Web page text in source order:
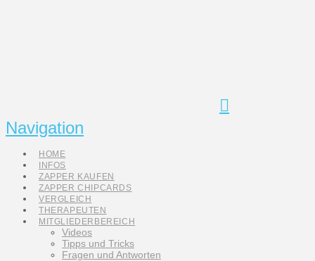
Navigation
HOME
INFOS
ZAPPER KAUFEN
ZAPPER CHIPCARDS
VERGLEICH
THERAPEUTEN
MITGLIEDERBEREICH
Videos
Tipps und Tricks
Fragen und Antworten